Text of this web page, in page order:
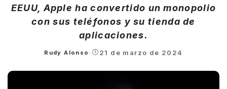
EEUU, Apple ha convertido un monopolio
con sus teléfonos y su tienda de
aplicaciones.
Posted
Rudy Alonso 21 de marzo de 2024